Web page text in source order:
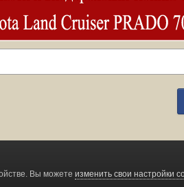
Вы можете изменить свои настройки